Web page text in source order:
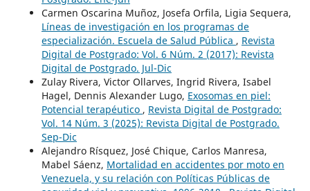
Carmen Oscarina Muñoz, Josefa Orfila, Ligia Sequera,
Líneas de investigación en los programas de
especialización. Escuela de Salud Pública , Revista
Digital de Postgrado: Vol. 6 Núm. 2 (2017): Revista
Digital de Postgrado. Jul-Dic
Zulay Rivera, Victor Ollarves, Ingrid Rivera, Isabel
Hagel, Dennis Alexander Lugo, Exosomas en piel:
Potencial terapéutico , Revista Digital de Postgrado:
Vol. 14 Núm. 3 (2025): Revista Digital de Postgrado.
Sep-Dic
Alejandro Rísquez, José Chique, Carlos Manresa,
Mabel Sáenz, Mortalidad en accidentes por moto en
Venezuela, y su relación con Políticas Públicas de